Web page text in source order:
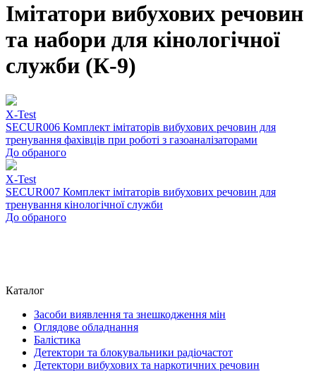
Імітатори вибухових речовин
та набори для кінологічної
служби (К-9)
X-Test
SECUR006 Комплект імітаторів вибухових речовин для
тренування фахівців при роботі з газоаналізаторами
До обраного
X-Test
SECUR007 Комплект імітаторів вибухових речовин для
тренування кінологічної служби
До обраного
Каталог
Засоби виявлення та знешкодження мін
Оглядове обладнання
Балістика
Детектори та блокувальники радіочастот
Детектори вибухових та наркотичних речовин